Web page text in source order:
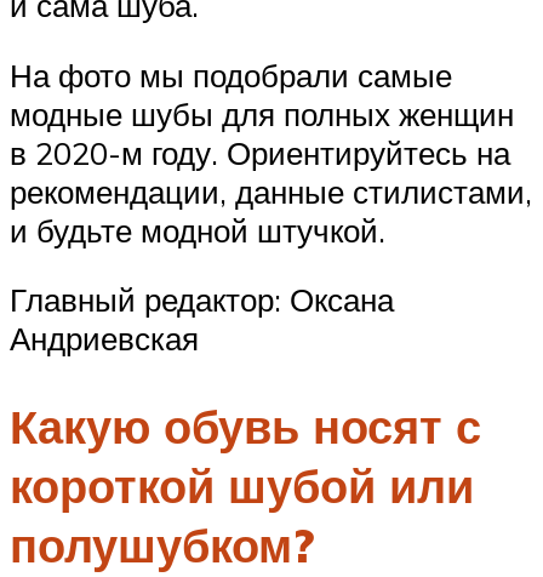
На фото мы подобрали самые
модные шубы для полных женщин
в 2020-м году. Ориентируйтесь на
рекомендации, данные стилистами,
и будьте модной штучкой.
Главный редактор: Оксана
Андриевская
Какую обувь носят с
короткой шубой или
полушубком?